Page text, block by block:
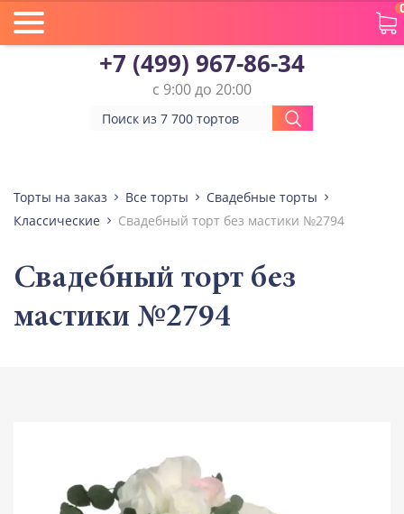
+7 (499) 967-86-34
с 9:00 до 20:00
Торты на заказ Все торты
Свадебные торты
Классические
Свадебный торт без мастики №2794
Свадебный торт без
мастики №2794